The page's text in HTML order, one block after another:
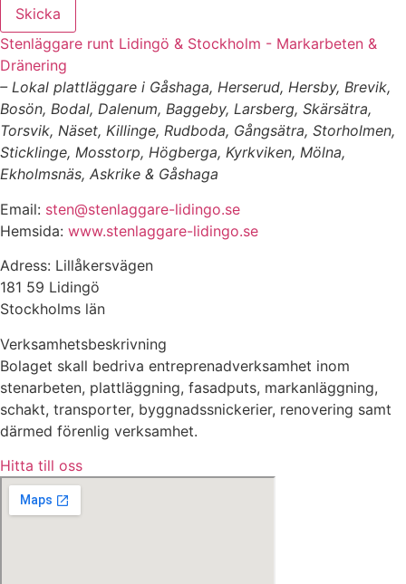
Skicka
Stenläggare runt Lidingö & Stockholm - Markarbeten &
Dränering
– Lokal plattläggare i Gåshaga, Herserud, Hersby, Brevik,
Bosön, Bodal, Dalenum, Baggeby, Larsberg, Skärsätra,
Torsvik, Näset, Killinge, Rudboda, Gångsätra, Storholmen,
Sticklinge, Mosstorp, Högberga, Kyrkviken, Mölna,
Ekholmsnäs, Askrike & Gåshaga
Email: sten@stenlaggare-lidingo.se
Hemsida: www.stenlaggare-lidingo.se
Adress: Lillåkersvägen
181 59 Lidingö
Stockholms län
Verksamhetsbeskrivning
Bolaget skall bedriva entreprenadverksamhet inom
stenarbeten, plattläggning, fasadputs, markanläggning,
schakt, transporter, byggnadssnickerier, renovering samt
därmed förenlig verksamhet.
Hitta till oss